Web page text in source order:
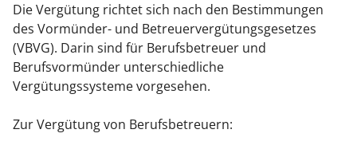
Die Vergütung richtet sich nach den Bestimmungen
des Vormünder- und Betreuervergütungsgesetzes
(VBVG). Darin sind für Berufsbetreuer und
Berufsvormünder unterschiedliche
Vergütungssysteme vorgesehen.
Zur Vergütung von Berufsbetreuern: